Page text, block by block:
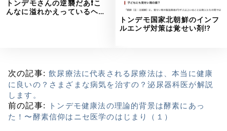
トンデモさんの逆襲だあ❗こ
んなに溢れかえっているヘ…
トンデモ国家北朝鮮のインフ
ルエンザ対策は覚せい剤⁉
次の記事:飲尿療法に代表される尿療法は、本当に健康
に良いの？さまざまな病気を治すの？泌尿器科医が解説
します。
前の記事:
トンデモ健康法の理論的背景は酵素にあっ
た！〜酵素信仰はニセ医学のはじまり（１）